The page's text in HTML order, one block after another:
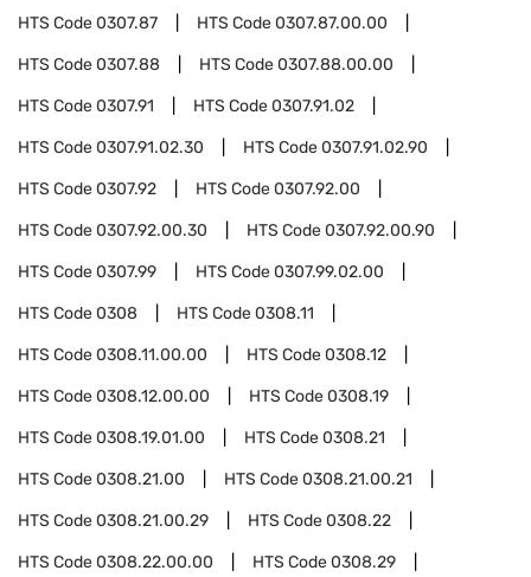
HTS Code0307.87 HTS Code0307.87.00.00
HTS Code0307.88 HTS Code0307.88.00.00
HTS Code0307.91 HTS Code0307.91.02
HTS Code0307.91.02.30 HTS Code0307.91.02.90
HTS Code0307.92 HTS Code0307.92.00
HTS Code0307.92.00.30 HTS Code0307.92.00.90
HTS Code0307.99 HTS Code0307.99.02.00
HTS Code0308 HTS Code0308.11
HTS Code0308.11.00.00 HTS Code0308.12
HTS Code0308.12.00.00 HTS Code0308.19
HTS Code0308.19.01.00 HTS Code0308.21
HTS Code0308.21.00 HTS Code0308.21.00.21
HTS Code0308.21.00.29 HTS Code0308.22
HTS Code0308.22.00.00 HTS Code0308.29